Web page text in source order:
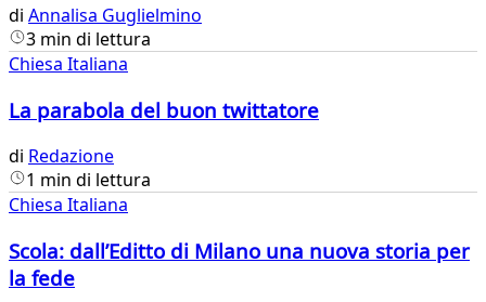
di Annalisa Guglielmino
3 min di lettura
Chiesa Italiana
La parabola del buon twittatore
di Redazione
1 min di lettura
Chiesa Italiana
Scola: dall’Editto di Milano una nuova storia per
la fede